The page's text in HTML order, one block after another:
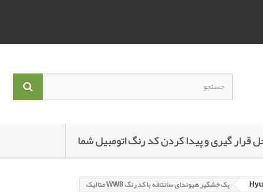
قرار گیری و پیدا کردن کد رنگ اتومبیل شما
پک خشگير هیوندای سانتافه با کد رنگ WW8 متاليک